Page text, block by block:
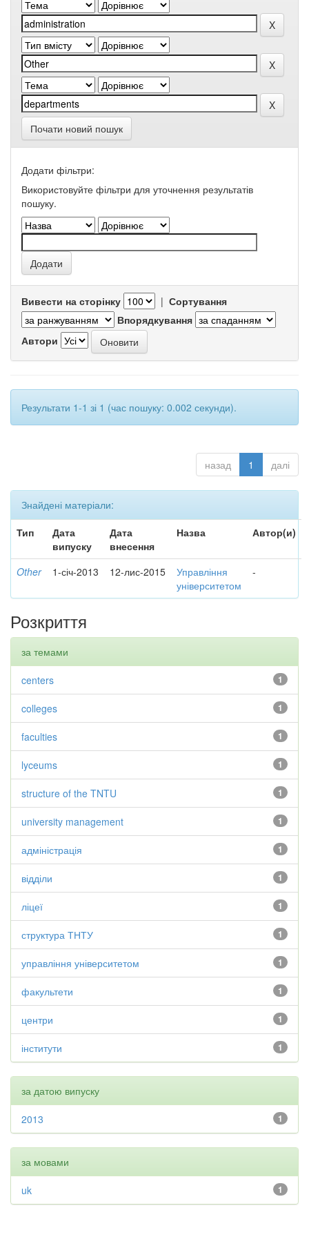
Почати новий пошук
Додати фільтри:
Використовуйте фільтри для уточнення результатів
пошуку.
Вивести на сторінку | Сортування
Впорядкування
Автори
Результати 1-1 зі 1 (час пошуку: 0.002 секунди).
назад 1 далі
Знайдені матеріали:
Тип
Дата
випуску
Дата
внесення
Назва Автор(и)
Other 1-січ-2013 12-лис-2015
Управління
університетом
-
Розкриття
за темами
1
centers
1
colleges
1
faculties
1
lyceums
1
structure of the TNTU
1
university management
1
адміністрація
1
відділи
1
ліцеї
1
структура ТНТУ
1
управління університетом
1
факультети
1
центри
1
інститути
за датою випуску
1
2013
за мовами
1
uk